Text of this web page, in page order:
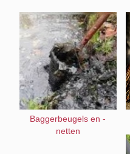
Baggerbeugels en -
netten